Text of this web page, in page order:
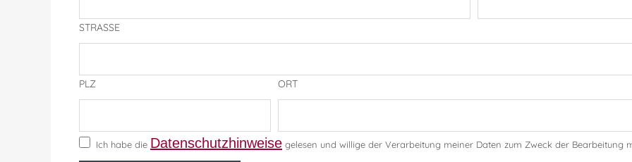
STRASSE
PLZ ORT
Ich habe die Datenschutzhinweise gelesen und willige der Verarbeitung meiner Daten zum Zweck der Bearbeitung